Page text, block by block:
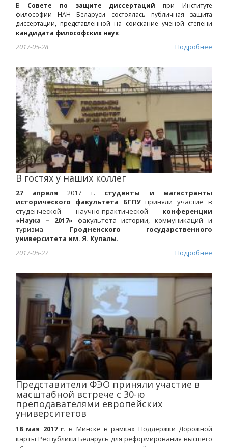
В Совете по защите диссертаций при Институте
философии НАН Беларуси состоялась публичная защита
диссертации, представленной на соискание ученой степени
кандидата философских наук.
Подробнее
2017-05-28
В гостях у наших коллег
27 апреля 2017 г. студенты и магистранты
исторического факультета БГПУприняли участие в
студенческой научно-практической конференции
«Наука – 2017» факультета истории, коммуникаций и
туризма Гродненского государственного
университета им. Я. Купалы.
Подробнее
2017-05-27
Представители ФЭО приняли участие в
масштабной встрече с 30-ю
преподавателями европейских
университетов
18 мая 2017 г. в Минске в рамках Поддержки Дорожной
карты Республики Беларусь для реформирования высшего